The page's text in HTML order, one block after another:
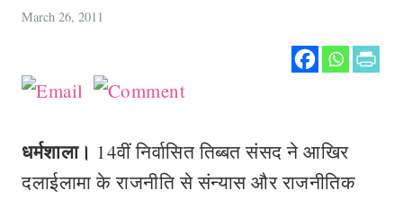
March 26, 2011
धर्मशाला। 14वीं निर्वासित तिब्बत संसद ने आखिर
दलाईलामा के राजनीति से संन्यास और राजनीतिक